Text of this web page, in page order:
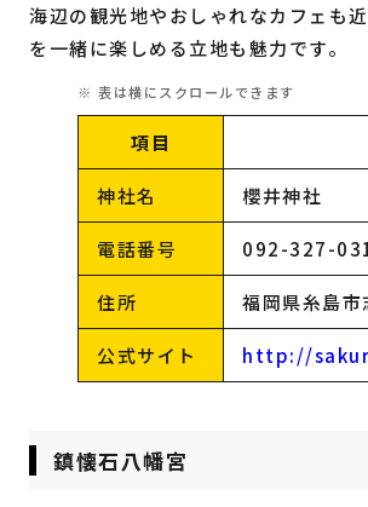
海辺の観光地やおしゃれなカフェも
を一緒に楽しめる立地も魅力です。
項目
神社名 櫻井神社
電話番号 092-327-
住所 福岡県糸島
公式サイト http://
鎮懐石八幡宮